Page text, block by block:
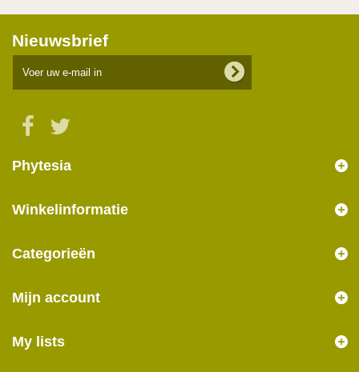
Nieuwsbrief
Phytesia
Winkelinformatie
Categorieën
Mijn account
My lists